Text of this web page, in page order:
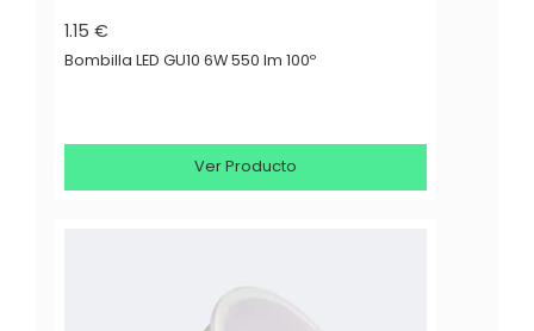
1.15 €
Bombilla LED GU10 6W 550 lm 100º
Ver Producto